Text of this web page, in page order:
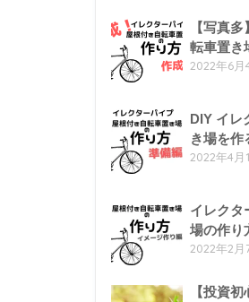
【写真
転車置き
2022年6月
DIY イレ
き場を作
2022年4月
イレクタ
場の作
2022年2月
【投資